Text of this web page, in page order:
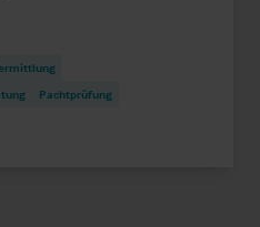
Pachtprüfung